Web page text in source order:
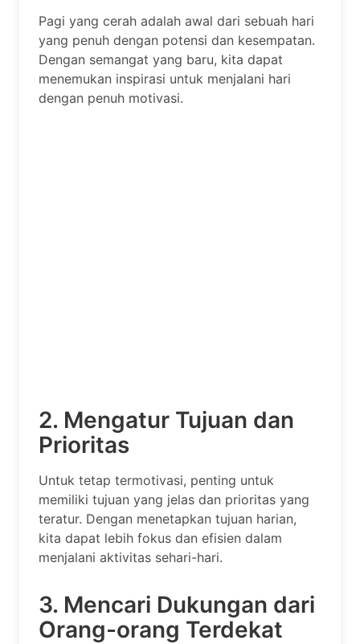
Pagi yang cerah adalah awal dari sebuah hari
yang penuh dengan potensi dan kesempatan.
Dengan semangat yang baru, kita dapat
menemukan inspirasi untuk menjalani hari
dengan penuh motivasi.
2. Mengatur Tujuan dan
Prioritas
Untuk tetap termotivasi, penting untuk
memiliki tujuan yang jelas dan prioritas yang
teratur. Dengan menetapkan tujuan harian,
kita dapat lebih fokus dan efisien dalam
menjalani aktivitas sehari-hari.
3. Mencari Dukungan dari
Orang-orang Terdekat